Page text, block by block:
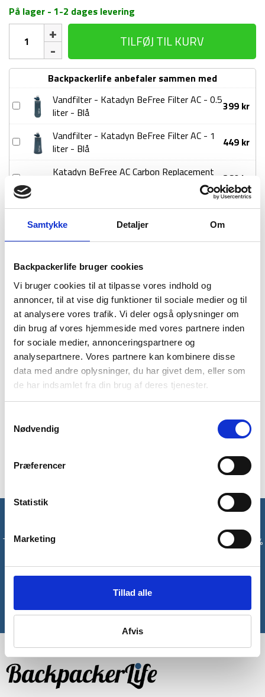
Samtykke Detaljer Om
Backpackerlife bruger cookies
Vi bruger cookies til at tilpasse vores indhold og
annoncer, til at vise dig funktioner til sociale medier og til
at analysere vores trafik. Vi deler også oplysninger om
din brug af vores hjemmeside med vores partnere inden
for sociale medier, annonceringspartnere og
analysepartnere. Vores partnere kan kombinere disse
data med andre oplysninger, du har givet dem, eller som
de har indsamlet fra din brug af deres tjenester.
Nødvendig
Præferencer
Statistik
Marketing
Tillad alle
Afvis
På lager - 1-2 dages levering
BeFree
AC
Replacement
Cartridge
Blå
TILFØJ TIL KURV
Backpackerlife anbefaler sammen med
Vandfilter
Katadyn
BeFree
Filter
AC
-
0.5
liter
Vandfilter - Katadyn BeFree Filter AC - 0.5
liter - Blå
399 kr
Vandfilter
Filter
AC
liter
Blå
Vandfilter - Katadyn BeFree Filter AC - 1
liter - Blå
449 kr
Katadyn
BeFree
Replacement
filter
3
stk
Katadyn BeFree AC Carbon Replacement
269 kr
levering
499 kr
returret
BESKRIVELSE BRAND FAQ
Med Katadyns BeFree AC Replacement Cartridge filter kan du
altid få rent vand på turen. Det ultralette drikkefilter er
udstyret med en EZ-Clean membran, som ved hjælp af meget
små porer tilbageholder mikroorganismer, såsom bakterier og
sedimenter. Filteret fjerner bakterier ned til 0,1 micron,
svarende til 0,0001 mm. Du bør skifte dit Katadyns BeFee
filter efter 1000 liter har passeret igennem, alt efter hvilken
vandkvalitet der kommer igennem.
Tilmeld dig vores nyhedsbrev og modtag med det samme en 10%
*Gælder ikke allerede nedsatte varer